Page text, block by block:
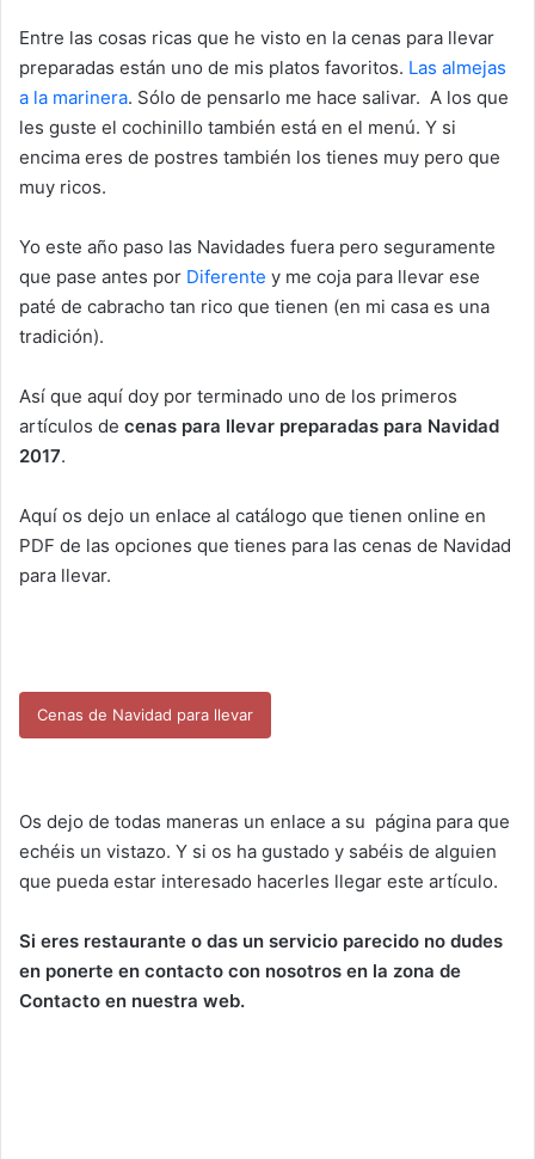
Entre las cosas ricas que he visto en la cenas para llevar
preparadas están uno de mis platos favoritos. Las almejas
a la marinera. Sólo de pensarlo me hace salivar. A los que
les guste el cochinillo también está en el menú. Y si
encima eres de postres también los tienes muy pero que
muy ricos.
Yo este año paso las Navidades fuera pero seguramente
que pase antes por Diferente y me coja para llevar ese
paté de cabracho tan rico que tienen (en mi casa es una
tradición).
Así que aquí doy por terminado uno de los primeros
artículos de cenas para llevar preparadas para Navidad
2017.
Aquí os dejo un enlace al catálogo que tienen online en
PDF de las opciones que tienes para las cenas de Navidad
para llevar.
Cenas de Navidad para llevar
Os dejo de todas maneras un enlace a su página para que
echéis un vistazo. Y si os ha gustado y sabéis de alguien
que pueda estar interesado hacerles llegar este artículo.
Si eres restaurante o das un servicio parecido no dudes
en ponerte en contacto con nosotros en la zona de
Contacto en nuestra web.